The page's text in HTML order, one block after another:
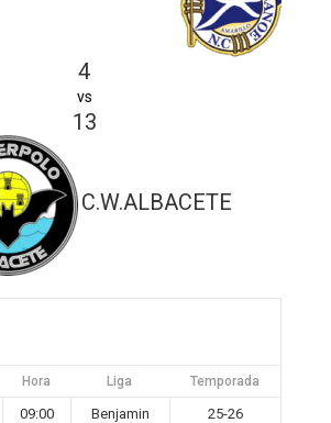
4
vs
13
C.W.ALBACETE
Hora Liga Temporada
09:00 Benjamin 25-26